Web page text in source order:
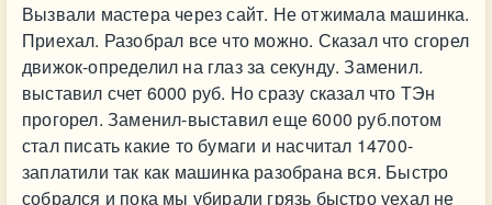
Вызвали мастера через сайт. Не отжимала машинка.
Приехал. Разобрал все что можно. Сказал что сгорел
движок-определил на глаз за секунду. Заменил.
выставил счет 6000 руб. Но сразу сказал что ТЭн
прогорел. Заменил-выставил еще 6000 руб.потом
стал писать какие то бумаги и насчитал 14700-
заплатили так как машинка разобрана вся. Быстро
собрался и пока мы убирали грязь быстро уехал не